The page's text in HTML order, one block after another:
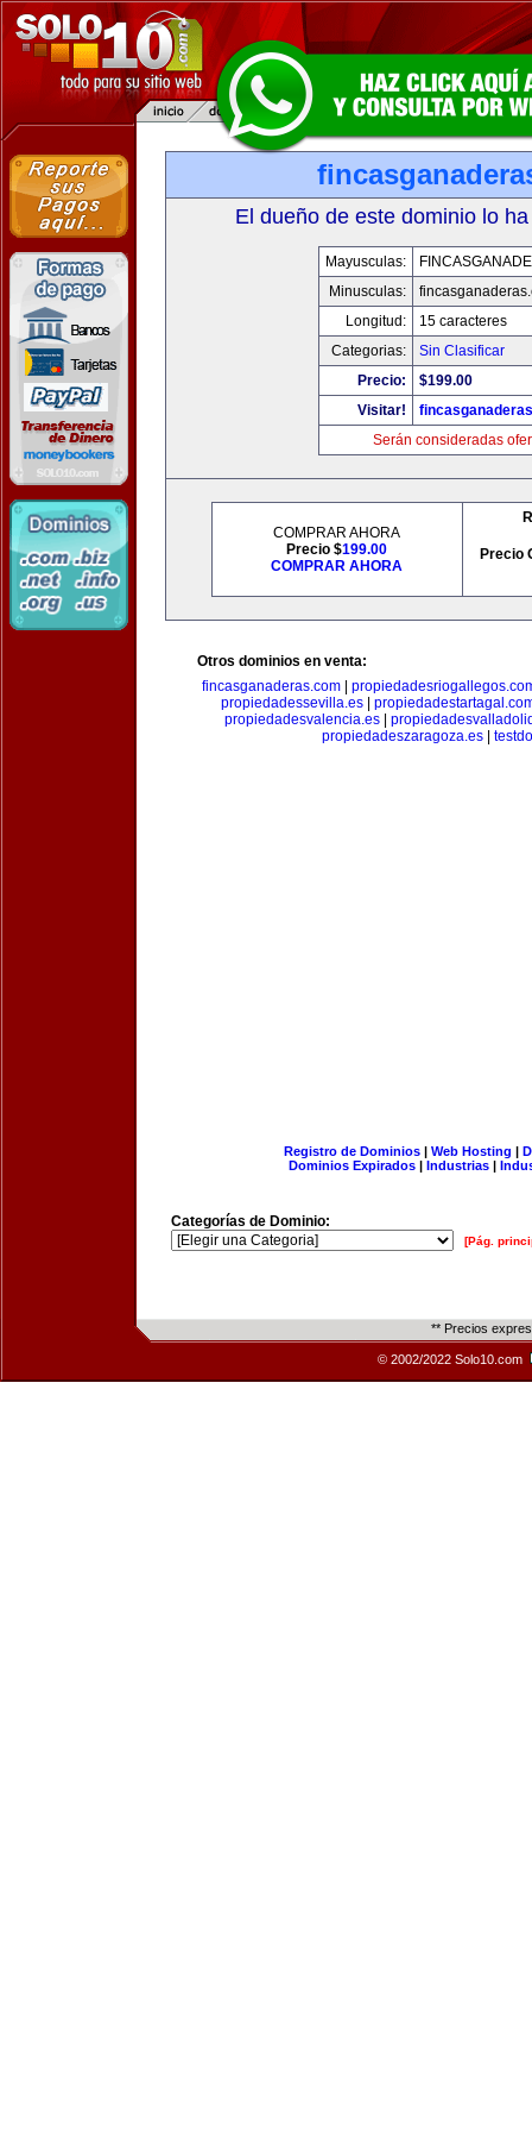
El dueño de este dominio lo
Mayusculas:
Minusculas:
Longitud:
15 caracteres
Categorias:
Sin Clasificar
Precio:
$199.00
Visitar!
Serán consideradas
COMPRAR AHORA
Precio $199.00
COMPRAR AHORA
Precio
Otros dominios en venta:
fincasganaderas.com
propiedadessevilla.es
propiedadesvalencia.es|
propiedadeszaragoza.es|
Registro de Dominios| Web Hosting |
Dominios Expirados | Industrias |
Categorías de Dominio:
[Pág.
** Precios
© 2002/2022 Solo10.com